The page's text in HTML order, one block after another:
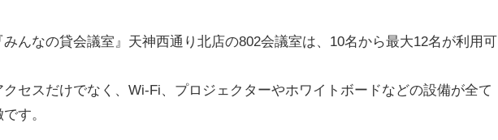
んなの貸会議室』天神西通り北店の802会議室は、10名から最大12名が利用可
セスだけでなく、Wi-Fi、プロジェクターやホワイトボードなどの設備が全て
す。